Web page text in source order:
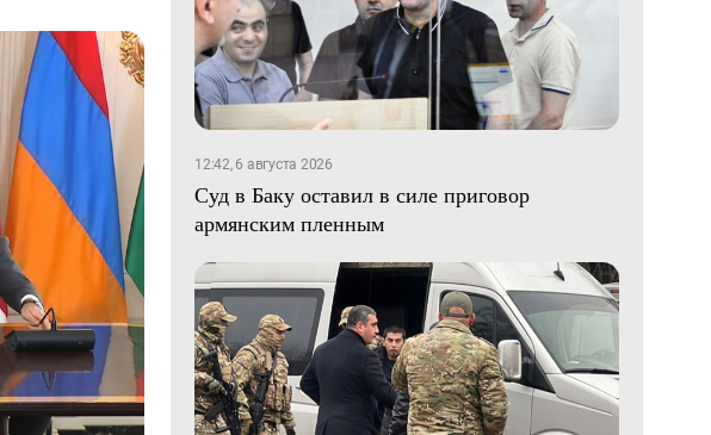
12:42, 6 августа 2026
Суд в Баку оставил в силе приговор
армянским пленным